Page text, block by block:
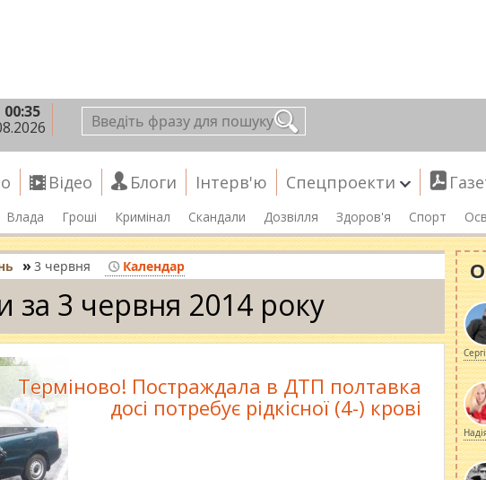
Відео Блоги Інтерв'ю Спецпроекти
Влада Гроші Кримінал Скандали Дозвілля Здоров'я Спорт
» 3 червня Календар
за 3 червня 2014 року
Терміново! Постраждала в ДТП полтавка
досі потребує рідкісної (4-) крові